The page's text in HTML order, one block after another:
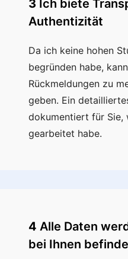
3 Ich biete
Authentizität
Da ich keine hohen
begründen habe,
Rückmeldungen zu
geben. Ein
dokumentiert für Sie,
gearbeitet habe.
4 Alle Daten
bei Ihnen